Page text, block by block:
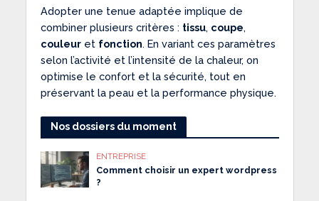
Adopter une tenue adaptée implique de
combiner plusieurs critères : tissu, coupe,
couleuret fonction. En variant ces paramètres
selon l’activité et l’intensité de la chaleur, on
optimise le confort et la sécurité, tout en
préservant la peau et la performance physique.
Nos dossiers du moment
ENTREPRISE
Comment choisir un expert wordpress
?